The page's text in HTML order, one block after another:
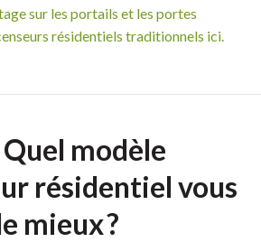
sur les portails et les portes
résidentiels traditionnels ici.
Quel modèle
résidentiel vous
mieux ?